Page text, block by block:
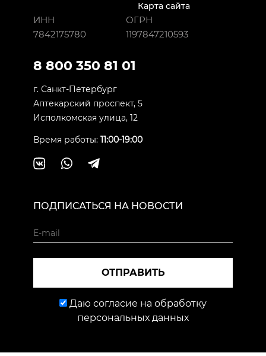
Карта сайта
ИНН
7842175780
ОГРН
1197847210593
8 800 350 81 01
г. Санкт-Петербург
Аптекарский проспект, 5
Исполкомская улица, 12
Время работы: 11:00-19:00
ПОДПИСАТЬСЯ НА НОВОСТИ
ОТПРАВИТЬ
Даю согласие на обработку
персональных данных